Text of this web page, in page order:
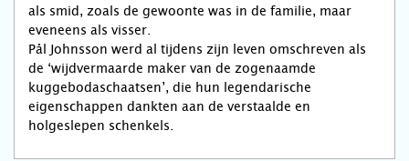
als smid, zoals de gewoonte was in de familie, maar
eveneens als visser.
Pål Johnsson werd al tijdens zijn leven omschreven als
de ‘wijdvermaarde maker van de zogenaamde
kuggebodaschaatsen’, die hun legendarische
eigenschappen dankten aan de verstaalde en
holgeslepen schenkels.